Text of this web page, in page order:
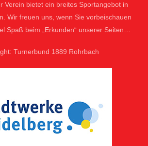
Verein bietet ein breites Sportangebot in
Wir freuen uns, wenn Sie vorbeischauen
Spaß beim „Erkunden“ unserer Seiten…
Turnerbund 1889 Rohrbach